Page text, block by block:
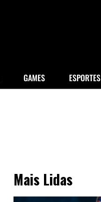
GAMES
ESPORTES
Mais Lidas